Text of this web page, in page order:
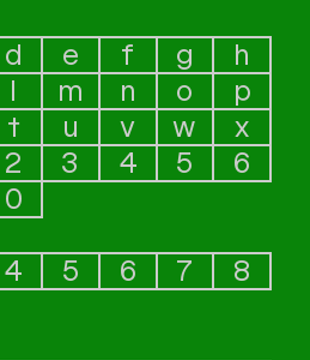
d e f g
h
l m n o
p
t u v w
x
2 3 4 5
6
0
4 5 6 7
8